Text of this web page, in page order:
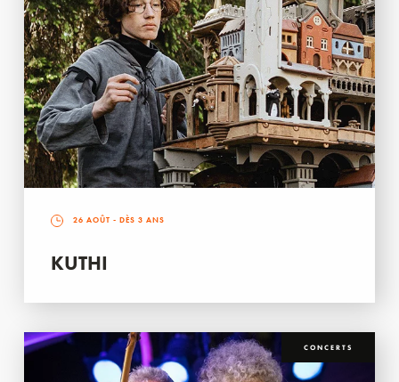
26 AOÛT - DÈS 3 ANS
KUTHI
CONCERTS